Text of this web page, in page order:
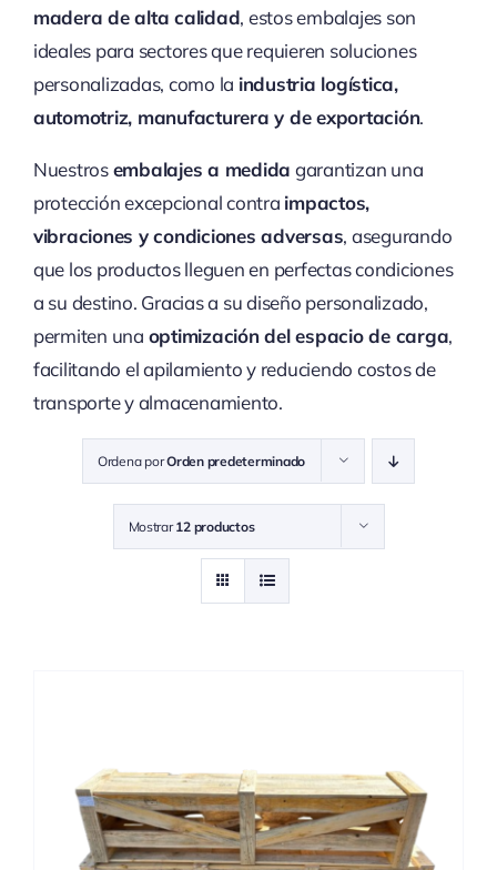
madera de alta calidad, estos embalajes son
ideales para sectores que requieren soluciones
personalizadas, como la industria logística,
automotriz, manufacturera y de exportación.
Nuestrosembalajes a medida garantizan una
protección excepcional contra impactos,
vibraciones y condiciones adversas, asegurando
que los productos lleguen en perfectas condiciones
a su destino. Gracias a su diseño personalizado,
permiten una optimización del espacio de carga,
facilitando el apilamiento y reduciendo costos de
transporte y almacenamiento.
Ordena porOrden predeterminado
Mostrar12 productos